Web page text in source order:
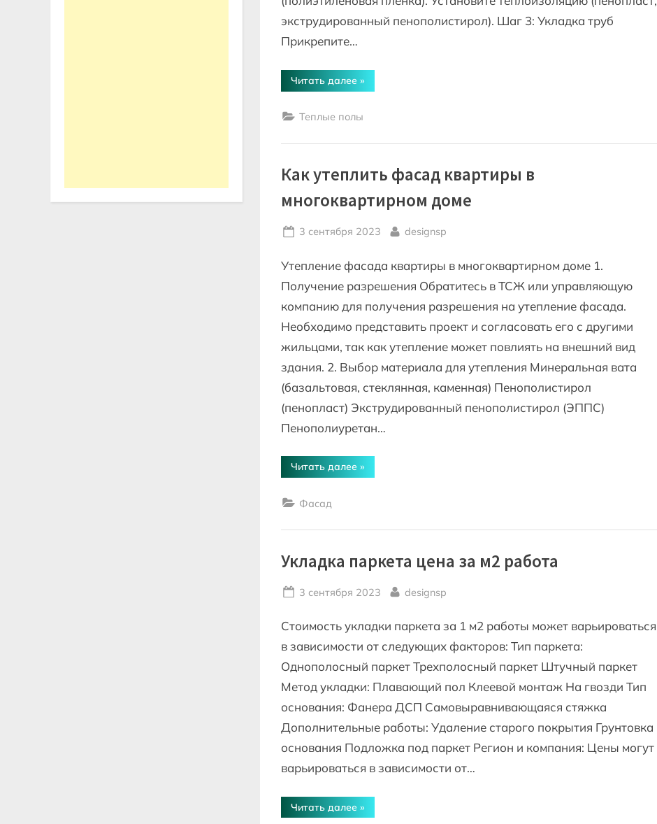
экструдированный пенополистирол). Шаг 3: Укладка труб
Прикрепите…
Читать далее “Устройство
теплых
в
своими
пошаговая
инструкция”
»
Теплые полы
Как утеплить фасад квартиры в
многоквартирном доме
Posted
3 сентября 2023 By
designsp
Утепление фасада квартиры в многоквартирном доме 1.
Получение разрешения Обратитесь в ТСЖ или управляющую
компанию для получения разрешения на утепление фасада.
Необходимо представить проект и согласовать его с другими
жильцами, так как утепление может повлиять на внешний вид
здания. 2. Выбор материала для утепления Минеральная вата
(базальтовая, стеклянная, каменная) Пенополистирол
(пенопласт) Экструдированный пенополистирол (ЭППС)
Пенополиуретан…
Читать далее “Как
утеплить
»
Фасад
Укладка паркета цена за м2 работа
Posted
3 сентября 2023 By
designsp
Стоимость укладки паркета за 1 м2 работы может варьироваться
в зависимости от следующих факторов: Тип паркета:
Однополосный паркет Трехполосный паркет Штучный паркет
Метод укладки: Плавающий пол Клеевой монтаж На гвозди Тип
основания: Фанера ДСП Самовыравнивающаяся стяжка
Дополнительные работы: Удаление старого покрытия Грунтовка
основания Подложка под паркет Регион и компания: Цены могут
варьироваться в зависимости от…
Читать далее “Укладка
паркета
»